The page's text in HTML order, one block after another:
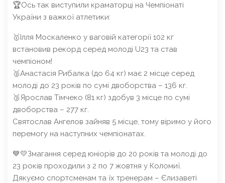
🏆Ось так виступили краматорці на Чемпіонаті
України з важкої атлетики:
🥇Ілля Москаленко у ваговій категорії 102 кг
встановив рекорд серед молоді U23 та став
чемпіоном!
🥈Анастасія Рибалка (до 64 кг) має 2 місце серед
молоді до 23 років по сумі двоборства – 136 кг.
🥉Ярослав Тімчеко (81 кг) здобув 3 місце по сумі
двоборства – 277 кг.
Святослав Ангелов зайняв 5 місце, тому віримо у його
перемогу на наступних чемпіонатах.
💙💛Змагання серед юніорів до 20 років та молоді до
23 років проходили з 2 по 7 жовтня у Коломиї.
Дякуємо спортсменам та їх тренерам – Єлизаветі